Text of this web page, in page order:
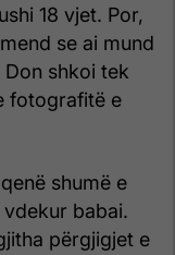
18 vjet. Por,
se ai mund
shkoi tek
fotografitë e
shumë e
babai.
përgjigjet e